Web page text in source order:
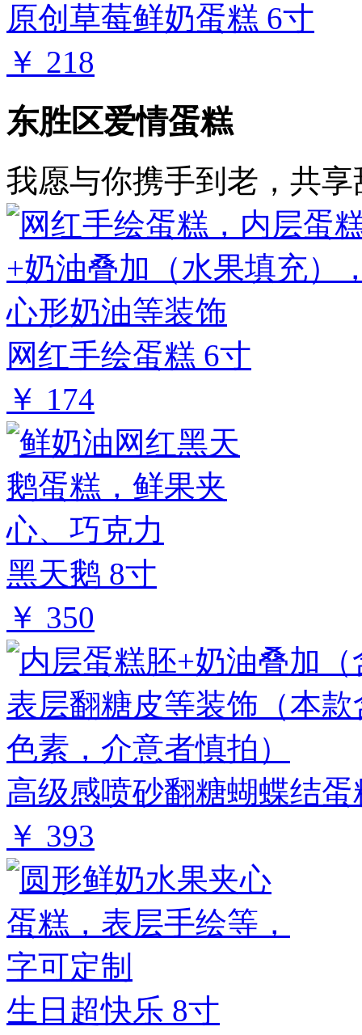
原创草莓鲜奶蛋糕 6寸
￥ 218
东胜区爱情蛋糕
我愿与你携手到老，共
网红手绘蛋糕 6寸
￥ 174
黑天鹅 8寸
￥ 350
高级感喷砂翻糖蝴蝶结蛋
￥ 393
生日超快乐 8寸